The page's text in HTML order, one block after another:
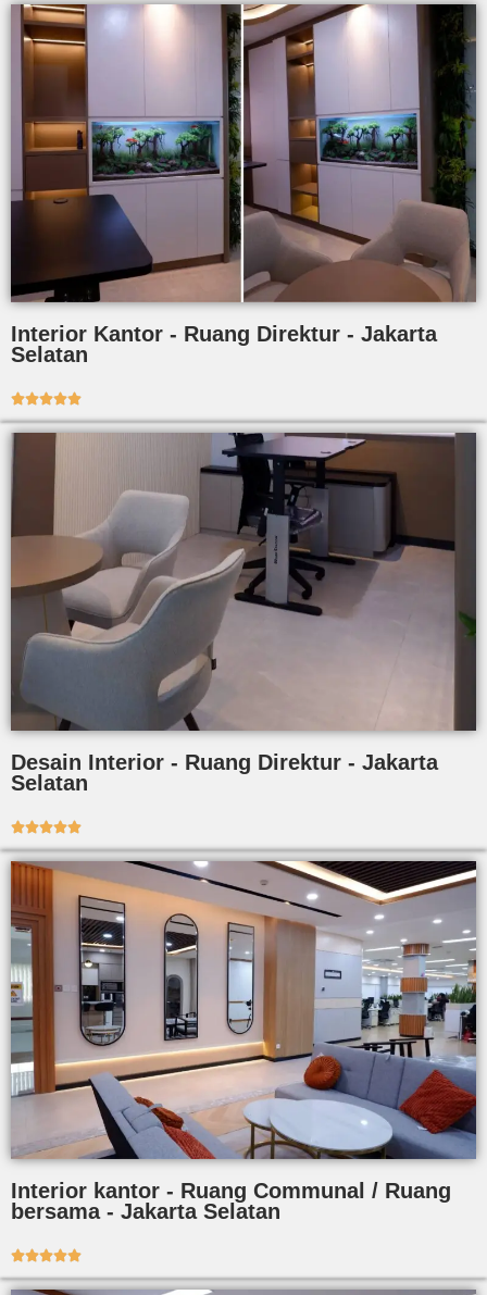
Interior Kantor - Ruang Direktur - Jakarta
Selatan

Desain Interior - Ruang Direktur - Jakarta
Selatan

Interior kantor - Ruang Communal / Ruang
bersama - Jakarta Selatan
